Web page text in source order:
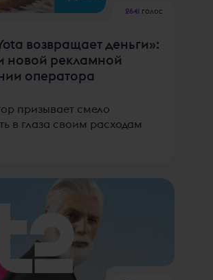
2641 голос
возвращает деньги»:
новой рекламной
оператора
призывает смело
в глаза своим расходам